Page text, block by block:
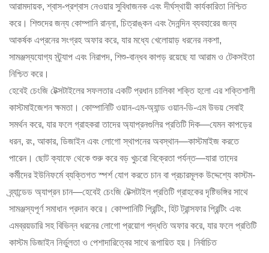
আরামদায়ক, শ্বাস-প্রশ্বাস নেওয়ার সুবিধাজনক এবং দীর্ঘস্থায়ী কার্যকারিতা নিশ্চিত
করে। শিশুদের জন্য কোম্পানি রান্না, চিত্রাঙ্কন এবং দৈনন্দিন ব্যবহারের জন্য
আকর্ষক এপ্রনের সংগ্রহ অফার করে, যার মধ্যে খেলোয়াড় ধরনের নকশা,
সামঞ্জস্যযোগ্য স্ট্র্যাপ এবং নিরাপদ, শিশু-বান্ধব কাপড় রয়েছে যা আরাম ও টেকসইতা
নিশ্চিত করে।
হেবেই চেংজি টেক্সটাইলের সফলতার একটি প্রধান চালিকা শক্তি হলো এর শক্তিশালী
কাস্টমাইজেশন ক্ষমতা। কোম্পানিটি ওয়ান-এম-অ্যান্ড ওয়ান-ডি-এম উভয় সেবাই
সমর্থন করে, যার ফলে গ্রাহকরা তাদের অ্যাপ্রনগুলির প্রতিটি দিক—যেমন কাপড়ের
ধরন, রং, আকার, ডিজাইন এবং লোগো স্থাপনের অবস্থান—কাস্টমাইজ করতে
পারেন। ছোট ক্যাফে থেকে শুরু করে বড় খুচরো বিক্রেতা পর্যন্ত—যারা তাদের
কর্মীদের ইউনিফর্মে ব্যক্তিগত স্পর্শ যোগ করতে চান বা প্রচারমূলক উদ্দেশ্যে কাস্টম-
ব্র্যান্ডেড অ্যাপ্রন চান—হেবেই চেংজি টেক্সটাইল প্রতিটি গ্রাহকের দৃষ্টিভঙ্গির সাথে
সামঞ্জস্যপূর্ণ সমাধান প্রদান করে। কোম্পানিটি প্রিন্টিং, হিট ট্রান্সফার প্রিন্টিং এবং
এমব্রয়ডারি সহ বিভিন্ন ধরনের লোগো প্রয়োগ পদ্ধতি অফার করে, যার ফলে প্রতিটি
কাস্টম ডিজাইন নির্ভুলতা ও পেশাদারিত্বের সাথে রূপায়িত হয়। নির্বাচিত